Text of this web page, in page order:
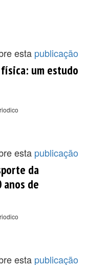
esta publicação
um estudo
esta publicação
da
anos de
esta publicação